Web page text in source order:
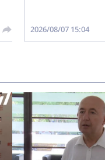
2026/08/07 15:04